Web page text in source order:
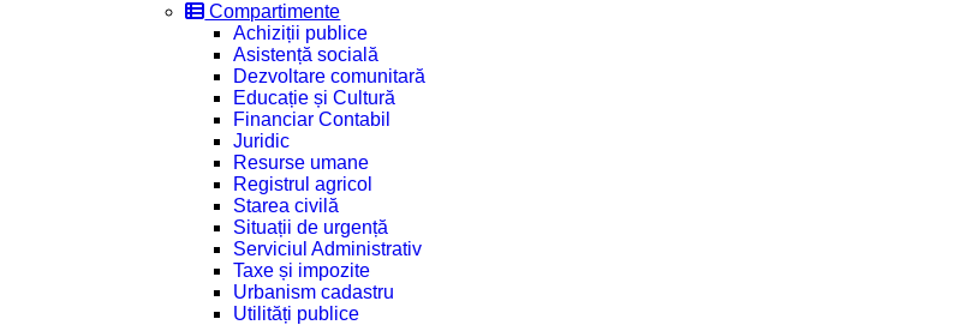
Compartimente
Achiziții publice
Asistență socială
Dezvoltare comunitară
Educație și Cultură
Financiar Contabil
Juridic
Resurse umane
Registrul agricol
Starea civilă
Situații de urgență
Serviciul Administrativ
Taxe și impozite
Urbanism cadastru
Utilități publice